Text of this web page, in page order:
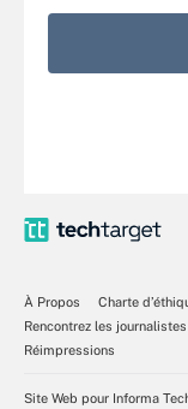
À Propos
Charte
Rencontrez les journalistes
Réimpressions
Site Web pour Informa